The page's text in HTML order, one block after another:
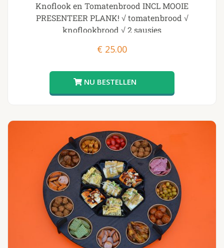
Knoflook en Tomatenbrood INCL MOOIE
PRESENTEER PLANK! √ tomatenbrood √
knoflookbrood √ 2 sausjes
€ 25.00